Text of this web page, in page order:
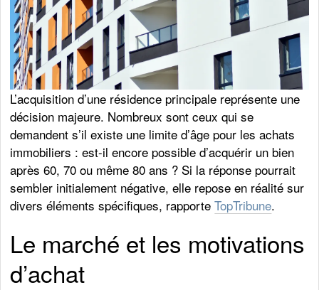
L’acquisition d’une résidence principale représente une
décision majeure. Nombreux sont ceux qui se
demandent s’il existe une limite d’âge pour les achats
immobiliers : est-il encore possible d’acquérir un bien
après 60, 70 ou même 80 ans ? Si la réponse pourrait
sembler initialement négative, elle repose en réalité sur
divers éléments spécifiques, rapporteTopTribune.
Le marché et les motivations
d’achat